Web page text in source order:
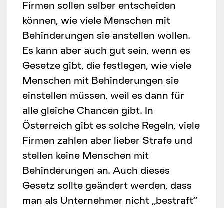
Firmen sollen selber entscheiden
können, wie viele Menschen mit
Behinderungen sie anstellen wollen.
Es kann aber auch gut sein, wenn es
Gesetze gibt, die festlegen, wie viele
Menschen mit Behinderungen sie
einstellen müssen, weil es dann für
alle gleiche Chancen gibt. In
Österreich gibt es solche Regeln, viele
Firmen zahlen aber lieber Strafe und
stellen keine Menschen mit
Behinderungen an. Auch dieses
Gesetz sollte geändert werden, dass
man als Unternehmer nicht „bestraft“